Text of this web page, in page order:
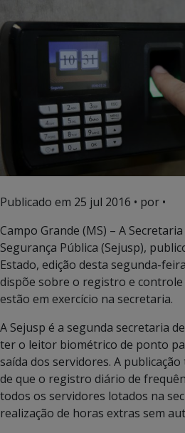
Publicado em 25 jul 2016 • por •
Campo Grande (MS) – A
Segurança Pública (Sejusp),
Estado, edição desta segunda-
dispõe sobre o registro e
estão em exercício na secretaria.
A Sejusp é a segunda secretaria
ter o leitor biométrico de ponto
saída dos servidores. A
de que o registro diário de
todos os servidores lotados na
realização de horas extras sem